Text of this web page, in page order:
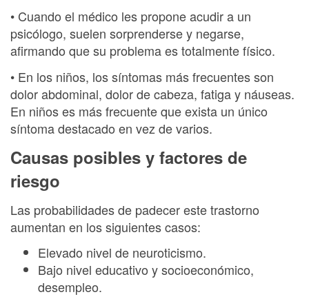
• Cuando el médico les propone acudir a un
psicólogo, suelen sorprenderse y negarse,
afirmando que su problema es totalmente físico.
• En los niños, los síntomas más frecuentes son
dolor abdominal, dolor de cabeza, fatiga y náuseas.
En niños es más frecuente que exista un único
síntoma destacado en vez de varios.
Causas posibles y factores de
riesgo
Las probabilidades de padecer este trastorno
aumentan en los siguientes casos:
Elevado nivel de neuroticismo.
Bajo nivel educativo y socioeconómico,
desempleo.